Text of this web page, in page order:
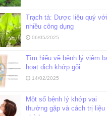
Trạch tả: Dược liệu quý với
nhiều công dụng
06/05/2025
Tìm hiểu về bệnh lý viêm
hoạt dịch khớp gối
14/02/2025
Một số bệnh lý khớp vai
thường gặp và cách trị liệu